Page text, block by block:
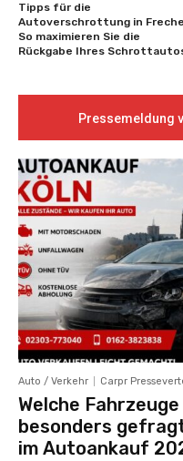
Tipps für die
Autoverschrottung in
So maximieren Sie die
Rückgabe Ihres
Pressemeldung
Auto / Verkehr Carpr
Welche Fahrzeuge
besonders
im Autoankauf